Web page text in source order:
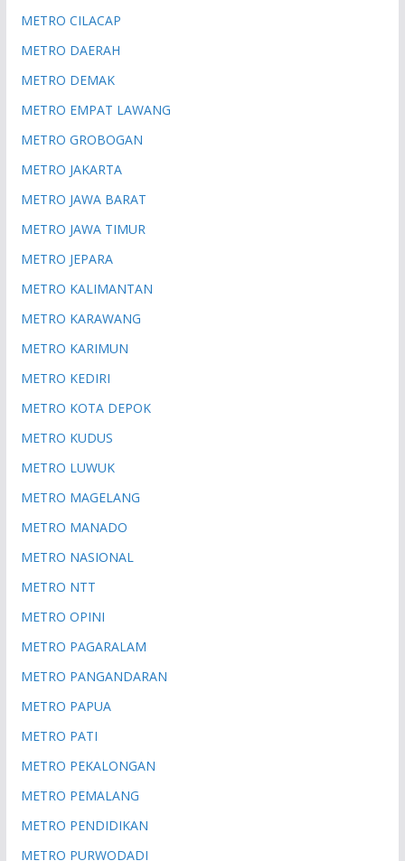
METRO CILACAP
METRO DAERAH
METRO DEMAK
METRO EMPAT LAWANG
METRO GROBOGAN
METRO JAKARTA
METRO JAWA BARAT
METRO JAWA TIMUR
METRO JEPARA
METRO KALIMANTAN
METRO KARAWANG
METRO KARIMUN
METRO KEDIRI
METRO KOTA DEPOK
METRO KUDUS
METRO LUWUK
METRO MAGELANG
METRO MANADO
METRO NASIONAL
METRO NTT
METRO OPINI
METRO PAGARALAM
METRO PANGANDARAN
METRO PAPUA
METRO PATI
METRO PEKALONGAN
METRO PEMALANG
METRO PENDIDIKAN
METRO PURWODADI